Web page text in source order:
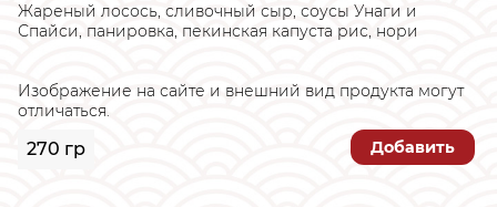
Жареный лосось, сливочный сыр, соусы Унаги и
Спайси, панировка, пекинская капуста рис, нори
Изображение на сайте и внешний вид продукта могут
отличаться.
270 гр Добавить